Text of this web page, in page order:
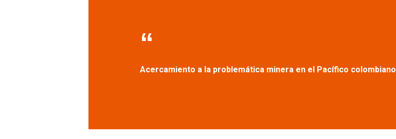
Acercamiento a la problemática minera en el Pacífico colombiano